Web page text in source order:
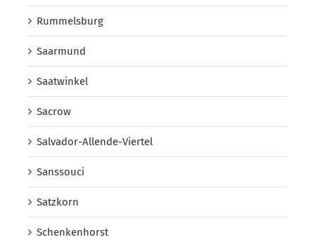
Rummelsburg
Saarmund
Saatwinkel
Sacrow
Salvador-Allende-Viertel
Sanssouci
Satzkorn
Schenkenhorst